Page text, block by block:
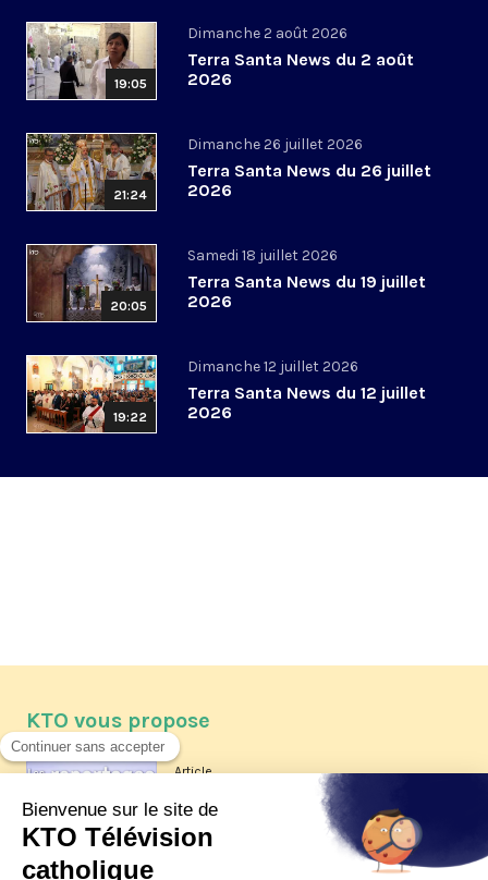
19:05
Dimanche 2 août 2026
Terra Santa News du 2 août
2026
21:24
Dimanche 26 juillet 2026
Terra Santa News du 26 juillet
2026
20:05
Samedi 18 juillet 2026
Terra Santa News du 19 juillet
2026
19:22
Dimanche 12 juillet 2026
Terra Santa News du 12 juillet
2026
KTO vous propose
Article
Les reportages d'été 2026 de KTO